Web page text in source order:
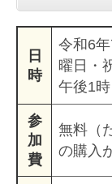
日
時
令和6
曜日・
午後1
参
加
費
無料（
の購入